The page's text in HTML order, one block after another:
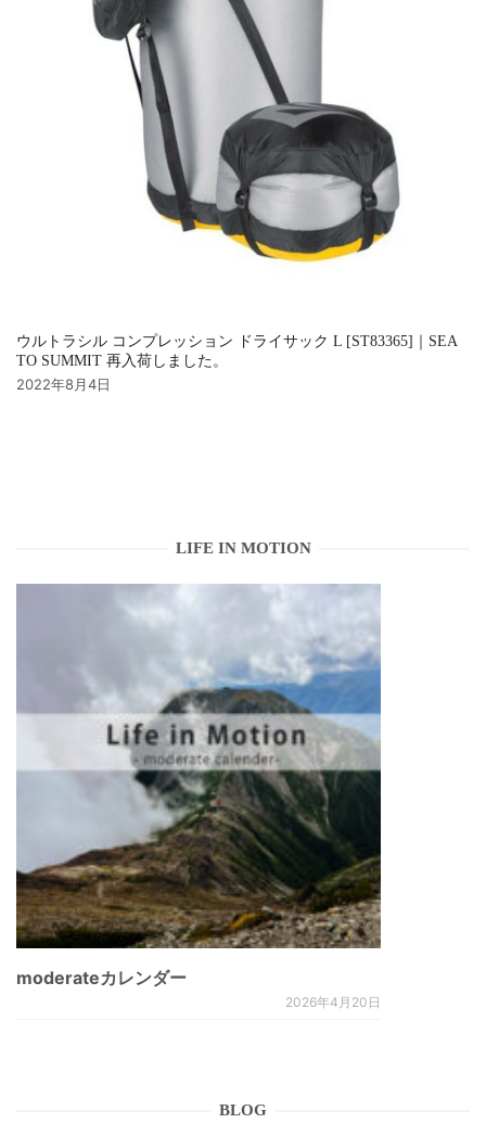
ウルトラシル コンプレッション ドライサック L [ST83365]｜SEA
TO SUMMIT 再入荷しました。
2022年8月4日
LIFE IN MOTION
moderateカレンダー
2026年4月20日
BLOG